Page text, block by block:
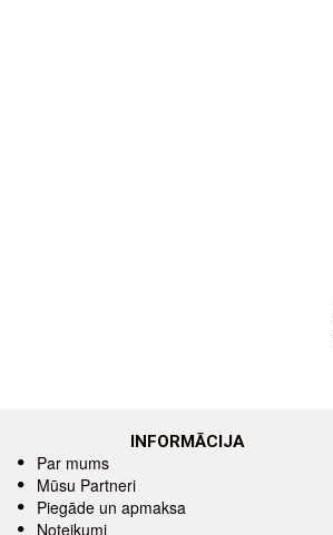
INFORMĀCIJA
Par mums
Mūsu Partneri
Piegāde un apmaksa
Noteikumi